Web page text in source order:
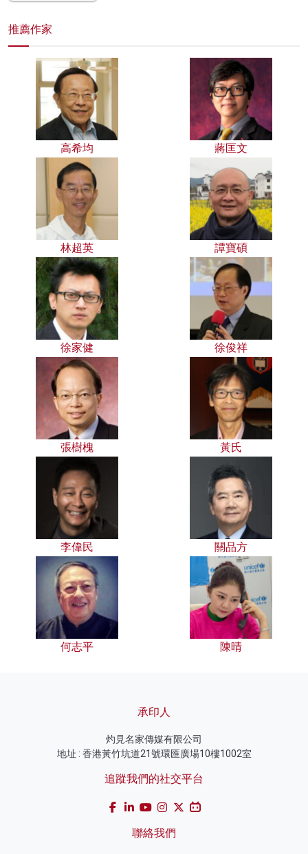
推薦作家
高希均 蔣匡文
林超英 譚寶碩
徐家健 徐俊祥
張樹槐 黃氏
李偉民 關品方
何志平 陳晴
承印人
灼見名家傳媒有限公司
地址 : 香港黃竹坑道21號環匯廣場10樓1002室
追蹤我們的社交平台
聯絡我們